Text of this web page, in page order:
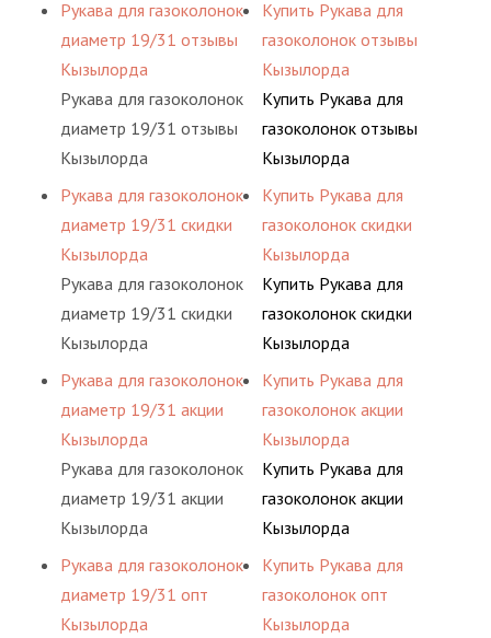
Рукава для газоколонок
диаметр 19/31 отзывы
Кызылорда
Рукава для газоколонок
диаметр 19/31 отзывы
Кызылорда
Рукава для газоколонок
диаметр 19/31 скидки
Кызылорда
Рукава для газоколонок
диаметр 19/31 скидки
Кызылорда
Рукава для газоколонок
диаметр 19/31 акции
Кызылорда
Рукава для газоколонок
диаметр 19/31 акции
Кызылорда
Рукава для газоколонок
диаметр 19/31 опт
Кызылорда
Купить Рукава для
газоколонок отзывы
Кызылорда
Купить Рукава для
газоколонок отзывы
Кызылорда
Купить Рукава для
газоколонок скидки
Кызылорда
Купить Рукава для
газоколонок скидки
Кызылорда
Купить Рукава для
газоколонок акции
Кызылорда
Купить Рукава для
газоколонок акции
Кызылорда
Купить Рукава для
газоколонок опт
Кызылорда